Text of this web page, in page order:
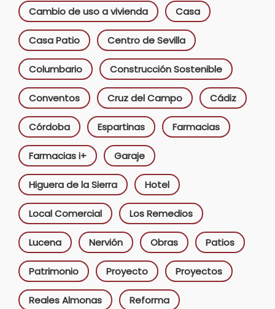
Cambio de uso a vivienda Casa
Casa Patio Centro de Sevilla
Columbario Construcción Sostenible
Conventos Cruz del Campo Cádiz
Córdoba Espartinas Farmacias
Farmacias i+ Garaje
Higuera de la Sierra Hotel
Local Comercial Los Remedios
Lucena Nervión Obras Patios
Patrimonio Proyecto Proyectos
Reales Almonas Reforma